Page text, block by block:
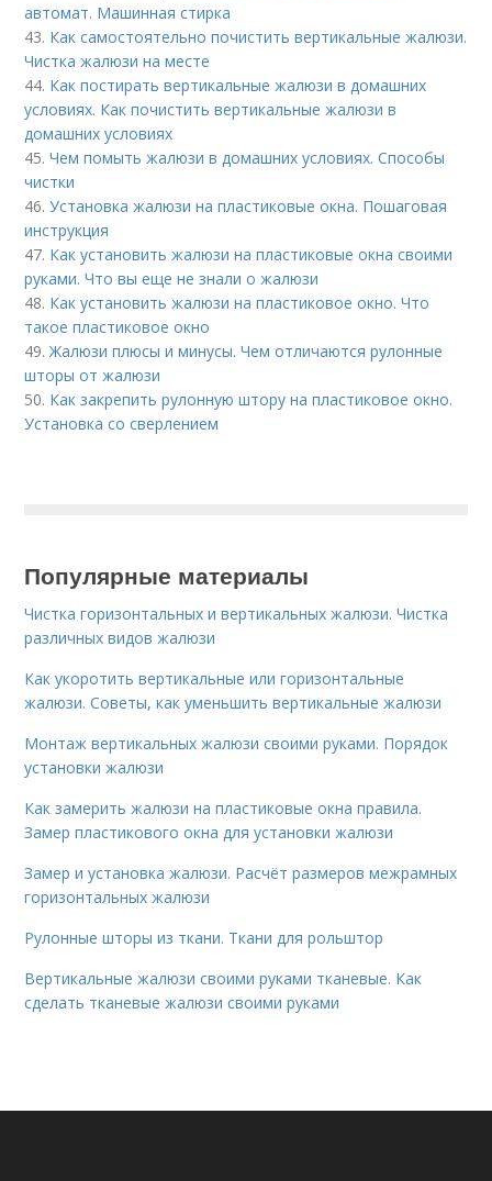
автомат. Машинная стирка
43. Как самостоятельно почистить вертикальные жалюзи.
Чистка жалюзи на месте
44. Как постирать вертикальные жалюзи в домашних
условиях. Как почистить вертикальные жалюзи в
домашних условиях
45.Чем помыть жалюзи в домашних условиях. Способы
чистки
46.Установка жалюзи на пластиковые окна. Пошаговая
инструкция
47. Как установить жалюзи на пластиковые окна своими
руками. Что вы еще не знали о жалюзи
48. Как установить жалюзи на пластиковое окно. Что
такое пластиковое окно
49.Жалюзи плюсы и минусы. Чем отличаются рулонные
шторы от жалюзи
50. Как закрепить рулонную штору на пластиковое окно.
Установка со сверлением
Популярные материалы
Чистка горизонтальных и вертикальных жалюзи. Чистка
различных видов жалюзи
Как укоротить вертикальные или горизонтальные
жалюзи. Советы, как уменьшить вертикальные жалюзи
Монтаж вертикальных жалюзи своими руками. Порядок
установки жалюзи
Как замерить жалюзи на пластиковые окна правила.
Замер пластикового окна для установки жалюзи
Замер и установка жалюзи. Расчёт размеров межрамных
горизонтальных жалюзи
Рулонные шторы из ткани. Ткани для рольштор
Вертикальные жалюзи своими руками тканевые. Как
сделать тканевые жалюзи своими руками